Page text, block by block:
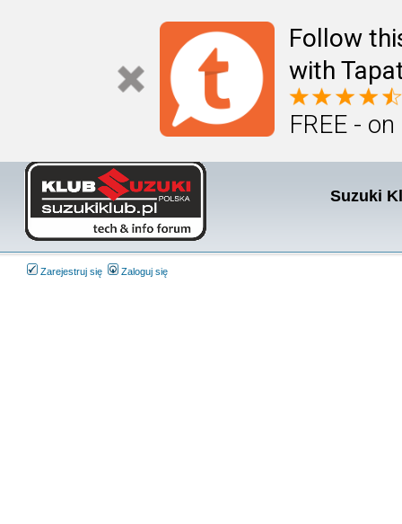
Follow
with
FREE -
Suzuki
Zarejestruj się Zaloguj się